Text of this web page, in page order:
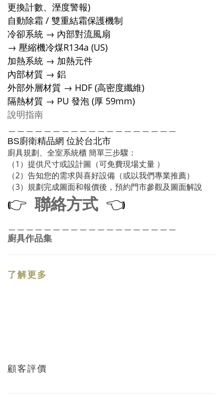
更換計數、溼度警報)
自動除霜 / 雙重結霜保護機制
冷卻系統 → 內部對流風扇
→ 壓縮機冷煤R134a (US)
加熱系統 → 加熱元件
內部材質 → 鋁
外部外層材質 → HDF (高密度纖維)
隔熱材質 → PU 發泡 (厚 59mm)
說明指南
BS廚衛精品網 位於台北市
廚具規劃、全室系統櫃 簡單三步驟：
（1）提供尺寸或設計圖（可免費現場丈量 ）
（2）告知您的需求與喜好設備（或以我們專業推薦）
（3）規劃完成圖面和報價後，預約門市參觀及圖面解說
👉 聯絡方式 👈
廚具作品集
了解更多
顧客評價